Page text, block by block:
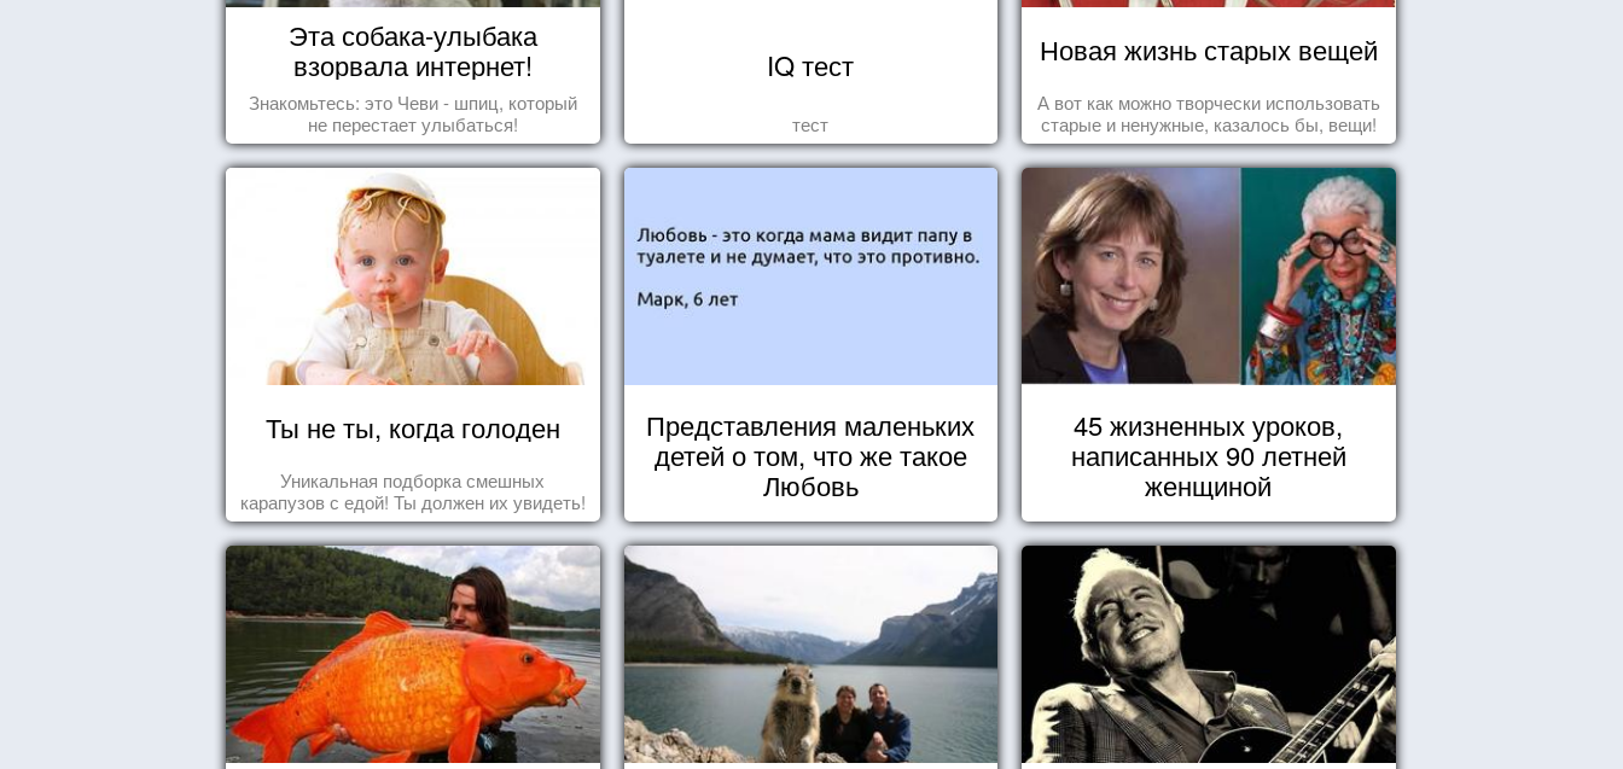
Эта собака-улыбака
взорвала интернет!
Знакомьтесь: это Чеви - шпиц, который
не перестает улыбаться!
IQ тест
тест
Новая жизнь старых вещей
А вот как можно творчески использовать
старые и ненужные, казалось бы, вещи!
Ты не ты, когда голоден
Уникальная подборка смешных
карапузов с едой! Ты должен их увидеть!
Представления маленьких
детей о том, что же такое
Любовь
45 жизненных уроков,
написанных 90 летней
женщиной